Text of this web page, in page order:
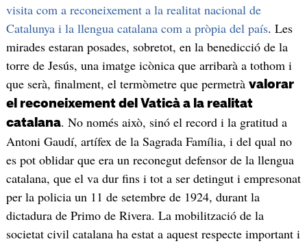
visita com a reconeixement a la realitat nacional de
Catalunya i la llengua catalana com a pròpia del país. Les
mirades estaran posades, sobretot, en la benedicció de la
torre de Jesús, una imatge icònica que arribarà a tothom i
que serà, finalment, el termòmetre que permetrà valorar
el reconeixement del Vaticà a la realitat
catalana. No només això, sinó el record i la gratitud a
Antoni Gaudí, artífex de la Sagrada Família, i del qual no
es pot oblidar que era un reconegut defensor de la llengua
catalana, que el va dur fins i tot a ser detingut i empresonat
per la policia un 11 de setembre de 1924, durant la
dictadura de Primo de Rivera. La mobilització de la
societat civil catalana ha estat a aquest respecte important i